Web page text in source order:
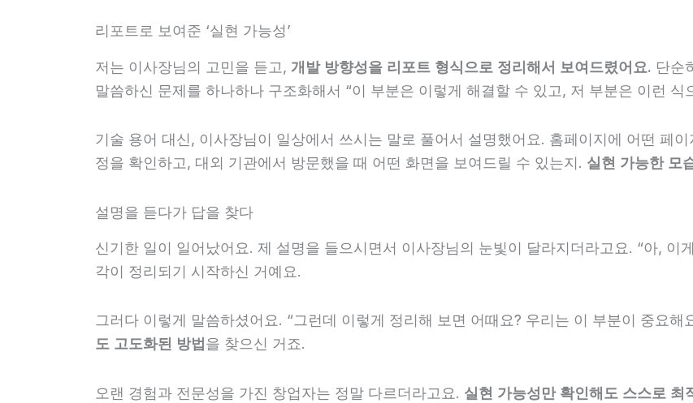
리포트로 보여준 ‘실현 가능성’
저는 이사장님의 고민을 듣고, 개발 방향성을 리포트 형식으로 정리해서 보여드렸어요. 단순
말씀하신 문제를 하나하나 구조화해서 “이 부분은 이렇게 해결할 수 있고, 저 부분은 이런 식
기술 용어 대신, 이사장님이 일상에서 쓰시는 말로 풀어서 설명했어요. 홈페이지에 어떤 페
정을 확인하고, 대외 기관에서 방문했을 때 어떤 화면을 보여드릴 수 있는지. 실현 가능한 모
설명을 듣다가 답을 찾다
신기한 일이 일어났어요. 제 설명을 들으시면서 이사장님의 눈빛이 달라지더라고요. “아, 이
각이 정리되기 시작하신 거예요.
그러다 이렇게 말씀하셨어요. “그런데 이렇게 정리해 보면 어때요? 우리는 이 부분이 중요해
도 고도화된 방법 을 찾으신 거죠.
오랜 경험과 전문성을 가진 창업자는 정말 다르더라고요. 실현 가능성만 확인해도 스스로 최